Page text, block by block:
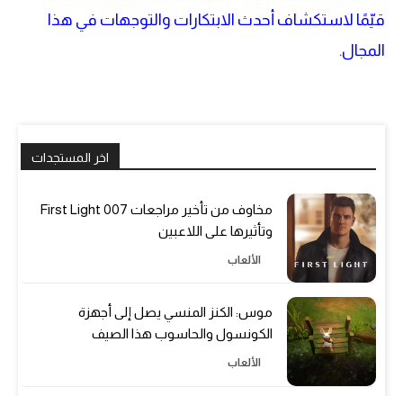
قيّمًا لاستكشاف أحدث الابتكارات والتوجهات في هذا
المجال.
اخر المستجدات
مخاوف من تأخير مراجعات 007 First Light
وتأثيرها على اللاعبين
الألعاب
موس: الكنز المنسي يصل إلى أجهزة
الكونسول والحاسوب هذا الصيف
الألعاب